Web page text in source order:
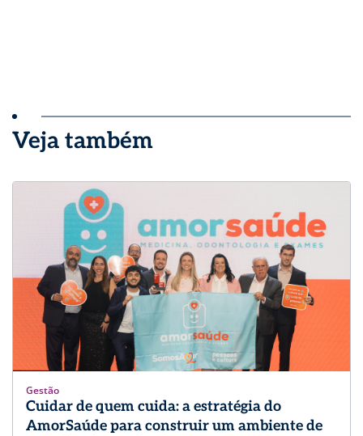
Veja também
Gestão
Cuidar de quem cuida: a estratégia do
AmorSaúde para construir um ambiente de